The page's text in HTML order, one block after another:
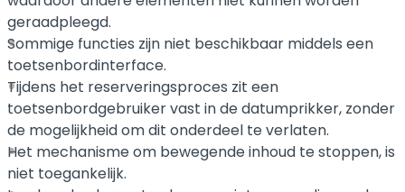
geraadpleegd.
Sommige functies zijn niet beschikbaar middels een
toetsenbordinterface.
Tijdens het reserveringsproces zit een
toetsenbordgebruiker vast in de datumprikker, zonder
de mogelijkheid om dit onderdeel te verlaten.
Het mechanisme om bewegende inhoud te stoppen, is
niet toegankelijk.